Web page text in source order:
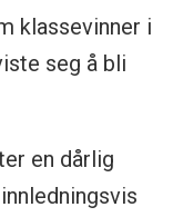
klassevinner i
seg å bli
en dårlig